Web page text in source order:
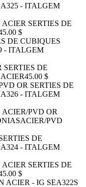
SERTIES DE
$
SERTIES DE
ACIER45.00 $
PVD OR
ACIER/PVD
SERTIES DE
$